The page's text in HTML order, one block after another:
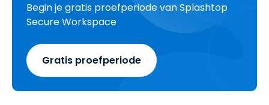
Begin je gratis proefperiode van Splashtop
Secure Workspace
Gratis proefperiode